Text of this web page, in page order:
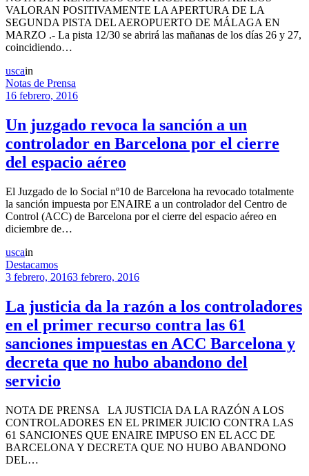
VALORAN POSITIVAMENTE LA APERTURA DE LA
SEGUNDA PISTA DEL AEROPUERTO DE MÁLAGA EN
MARZO .- La pista 12/30 se abrirá las mañanas de los días 26 y 27,
coincidiendo…
uscain
Notas de Prensa
16 febrero, 2016
Un juzgado revoca la sanción a un
controlador en Barcelona por el cierre
del espacio aéreo
El Juzgado de lo Social nº10 de Barcelona ha revocado totalmente
la sanción impuesta por ENAIRE a un controlador del Centro de
Control (ACC) de Barcelona por el cierre del espacio aéreo en
diciembre de…
uscain
Destacamos
3 febrero, 20163 febrero, 2016
La justicia da la razón a los controladores
en el primer recurso contra las 61
sanciones impuestas en ACC Barcelona y
decreta que no hubo abandono del
servicio
NOTA DE PRENSA LA JUSTICIA DA LA RAZÓN A LOS
CONTROLADORES EN EL PRIMER JUICIO CONTRA LAS
61 SANCIONES QUE ENAIRE IMPUSO EN EL ACC DE
BARCELONA Y DECRETA QUE NO HUBO ABANDONO
DEL…